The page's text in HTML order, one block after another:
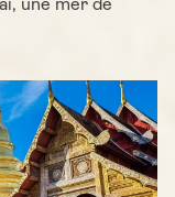
une mer de